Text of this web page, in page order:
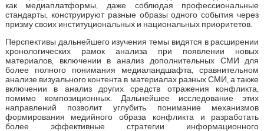
как медиаплатформы, даже соблюдая профессиональные
стандарты, конструируют разные образы одного события через
призму своих институциональных и национальных приоритетов.
Перспективы дальнейшего изучения темы видятся в расширении
хронологических рамок анализа при появлении новых
материалов, включении в анализ дополнительных СМИ для
более полного понимания медиаландшафта, сравнительном
анализе визуального контента в материалах разных СМИ, а также
включении в анализ других средств отражения конфликта,
помимо композиционных. Дальнейшее исследование этих
направлений позволит углубить понимание механизмов
формирования медийного образа конфликта и разработать
более эффективные стратегии информационного